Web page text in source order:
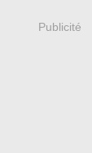
Publicité